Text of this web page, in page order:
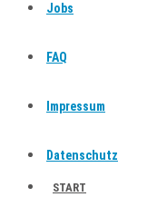
Jobs
FAQ
Impressum
Datenschutz
START